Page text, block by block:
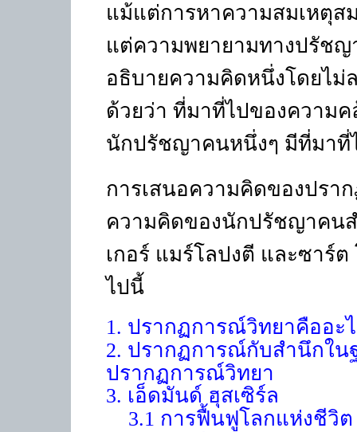
แม้แต่การหาความสมเหตุส
แต่ความพยายามทางปรัชญ
อธิบายความคิดหนึ่งโดยไม่
ด้วยว่า ที่มาที่ไปของความค
นักปรัชญาคนหนึ่งๆ มีที่มาที่
การเสนอความคิดของปรา
ความคิดของนักปรัชญาคน
เกอร์ แมร์โลปงตี และซาร์
ไปนี้
1. ปรากฏการณ์วิทยาคืออะ
2. ปรากฏการณ์กับสำนึกใน
ปรากฏการณ์วิทยา
3. เอ็ดมันด์ ฮุสเซิร์ล
3.1 การฟื้นฟูโลกแห่งชีวิต